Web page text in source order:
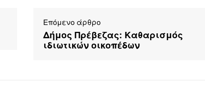
Επόμενο άρθρο
Δήμος Πρέβεζας: Καθαρισμός
ιδιωτικών οικοπέδων